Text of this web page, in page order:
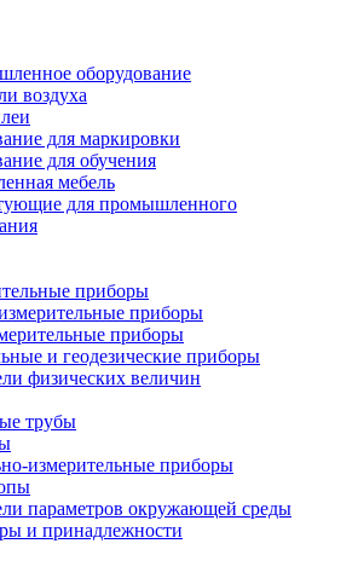
оборудование
воздуха
для маркировки
для обучения
мебель
для промышленного
приборы
приборы
приборы
и геодезические приборы
физических величин
трубы
измерительные приборы
параметров окружающей среды
и принадлежности